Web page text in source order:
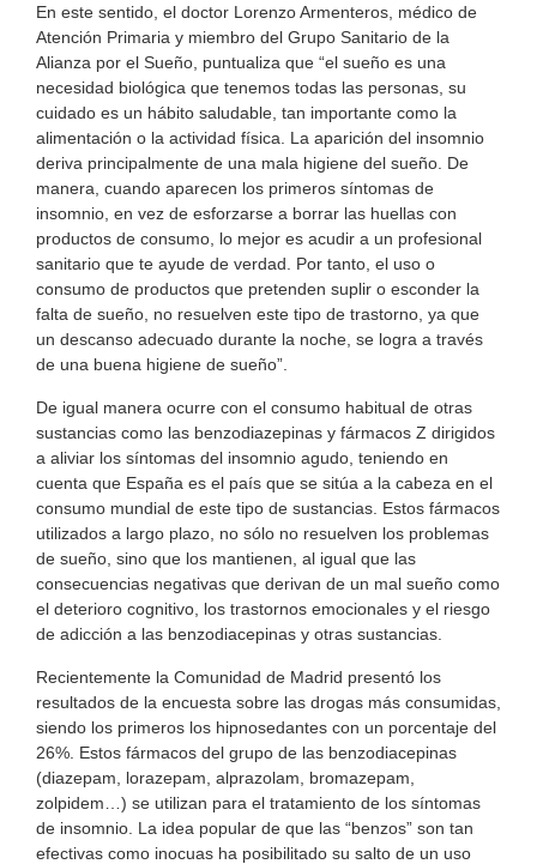
En este sentido, el doctor Lorenzo Armenteros, médico de
Atención Primaria y miembro del Grupo Sanitario de la
Alianza por el Sueño, puntualiza que “el sueño es una
necesidad biológica que tenemos todas las personas, su
cuidado es un hábito saludable, tan importante como la
alimentación o la actividad física. La aparición del insomnio
deriva principalmente de una mala higiene del sueño. De
manera, cuando aparecen los primeros síntomas de
insomnio, en vez de esforzarse a borrar las huellas con
productos de consumo, lo mejor es acudir a un profesional
sanitario que te ayude de verdad. Por tanto, el uso o
consumo de productos que pretenden suplir o esconder la
falta de sueño, no resuelven este tipo de trastorno, ya que
un descanso adecuado durante la noche, se logra a través
de una buena higiene de sueño”.
De igual manera ocurre con el consumo habitual de otras
sustancias como las benzodiazepinas y fármacos Z dirigidos
a aliviar los síntomas del insomnio agudo, teniendo en
cuenta que España es el país que se sitúa a la cabeza en el
consumo mundial de este tipo de sustancias. Estos fármacos
utilizados a largo plazo, no sólo no resuelven los problemas
de sueño, sino que los mantienen, al igual que las
consecuencias negativas que derivan de un mal sueño como
el deterioro cognitivo, los trastornos emocionales y el riesgo
de adicción a las benzodiacepinas y otras sustancias.
Recientemente la Comunidad de Madrid presentó los
resultados de la encuesta sobre las drogas más consumidas,
siendo los primeros los hipnosedantes con un porcentaje del
26%. Estos fármacos del grupo de las benzodiacepinas
(diazepam, lorazepam, alprazolam, bromazepam,
zolpidem…) se utilizan para el tratamiento de los síntomas
de insomnio. La idea popular de que las “benzos” son tan
efectivas como inocuas ha posibilitado su salto de un uso